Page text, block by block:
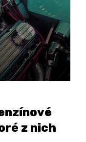
z nich